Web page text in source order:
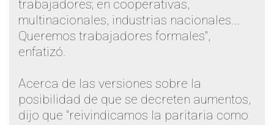
trabajadores; en cooperativas,
multinacionales, industrias nacionales...
Queremos trabajadores formales",
enfatizó.
Acerca de las versiones sobre la
posibilidad de que se decreten aumentos,
dijo que "reivindicamos la paritaria como